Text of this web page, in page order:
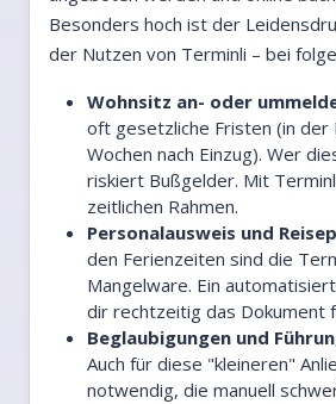
Besonders hoch ist der
der Nutzen von Terminli – bei
Wohnsitz an- oder
oft gesetzliche Fristen (in der
Wochen nach Einzug). Wer
riskiert Bußgelder. Mit
zeitlichen Rahmen.
Personalausweis und
den Ferienzeiten sind die
Mangelware. Ein
dir rechtzeitig das Dokument
Beglaubigungen und
Auch für diese "kleineren"
notwendig, die manuell